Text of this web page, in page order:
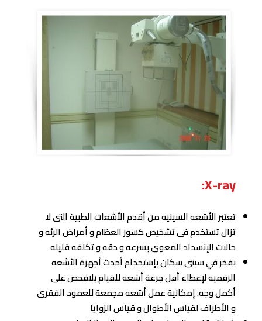
X-ray:
تعتبر الأشعه السينيه من أقدم الأشعات الطبية التى لا
تزال تستخدم فى تشخيص كسور العظام و أمراض الرئه و
حالات الإنسداد المعوى بسرعه و دقه و تكلفه قليله
نفخر في سيتى سكان بإستخدام أحدث أجهزة الأشعه
الرقميه لإعطاء أقل جرعة أشعه للقيام بلافحص على
أكمل وجه. إمكانية عمل أشعه مجمعة للعمود الفقرى
و الأطراف لقياس الأطوال و قياس الزوايا